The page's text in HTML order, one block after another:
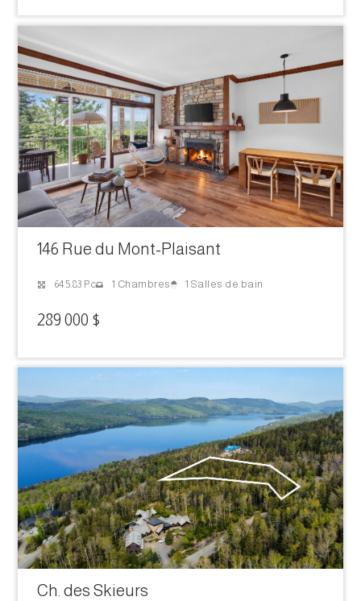
146 Rue du Mont-Plaisant
645.83 Pc 1 Chambres 1 Salles de bain
289 000 $
Ch. des Skieurs